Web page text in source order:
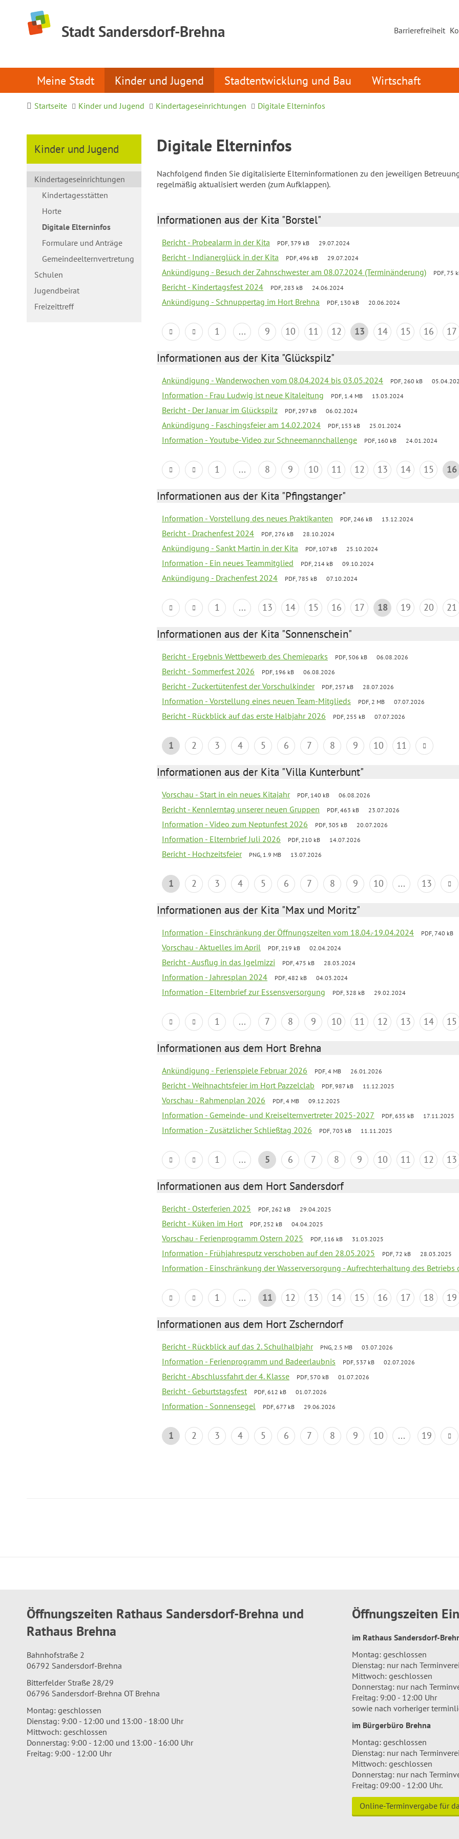
Stadt Sandersdorf-Brehna Barrierefreiheit
Meine Stadt Kinder und Jugend Stadtentwicklung und Bau Wirtschaft
Startseite Kinder und Jugend Kindertageseinrichtungen Digitale Elterninfos
Kinder und Jugend
Kindertageseinrichtungen
Kindertagesstätten
Horte
Digitale Elterninfos
Formulare und Anträge
Gemeindeelternvertretung
Schulen
Jugendbeirat
Freizeittreff
Digitale Elterninfos
Nachfolgend finden Sie digitalisierte Elterninformationen zu den jeweiligen
regelmäßig aktualisiert werden (zum Aufklappen).
Informationen aus der Kita "Borstel"
Bericht - Probealarm in der Kita PDF, 379 kB 29.07.2024
Bericht - Indianerglück in der Kita PDF, 496 kB 29.07.2024
Ankündigung - Besuch der Zahnschwester am 08.07.2024 (Terminänderung) PDF, 75
Bericht - Kindertagsfest 2024 PDF, 283 kB 24.06.2024
Ankündigung - Schnuppertag im Hort Brehna PDF, 130 kB 20.06.2024
1 ... 9 10 11 12 13 14 15 16 17
Informationen aus der Kita "Glückspilz"
Ankündigung - Wanderwochen vom 08.04.2024 bis 03.05.2024 PDF, 260 kB
Information - Frau Ludwig ist neue Kitaleitung PDF, 1.4 MB 13.03.2024
Bericht - Der Januar im Glückspilz PDF, 297 kB 06.02.2024
Ankündigung - Faschingsfeier am 14.02.2024 PDF, 153 kB 25.01.2024
Information - Youtube-Video zur Schneemannchallenge PDF, 160 kB 24.01.2024
1 ... 8 9 10 11 12 13 14 15 16
Informationen aus der Kita "Pfingstanger"
Information - Vorstellung des neues Praktikanten PDF, 246 kB 13.12.2024
Bericht - Drachenfest 2024 PDF, 276 kB 28.10.2024
Ankündigung - Sankt Martin in der Kita PDF, 107 kB 25.10.2024
Information - Ein neues Teammitglied PDF, 214 kB 09.10.2024
Ankündigung - Drachenfest 2024 PDF, 785 kB 07.10.2024
1 ... 13 14 15 16 17 18 19 20 21
Informationen aus der Kita "Sonnenschein"
Bericht - Ergebnis Wettbewerb des Chemieparks PDF, 506 kB 06.08.2026
Bericht - Sommerfest 2026 PDF, 196 kB 06.08.2026
Bericht - Zuckertütenfest der Vorschulkinder PDF, 257 kB 28.07.2026
Information - Vorstellung eines neuen Team-Mitglieds PDF, 2 MB 07.07.2026
Bericht - Rückblick auf das erste Halbjahr 2026 PDF, 255 kB 07.07.2026
1 2 3 4 5 6 7 8 9 10 11
Informationen aus der Kita "Villa Kunterbunt"
Vorschau - Start in ein neues Kitajahr PDF, 140 kB 06.08.2026
Bericht - Kennlerntag unserer neuen Gruppen PDF, 463 kB 23.07.2026
Information - Video zum Neptunfest 2026 PDF, 305 kB 20.07.2026
Information - Elternbrief Juli 2026 PDF, 210 kB 14.07.2026
Bericht - Hochzeitsfeier PNG, 1.9 MB 13.07.2026
1 2 3 4 5 6 7 8 9 10 ... 13
Informationen aus der Kita "Max und Moritz"
Information - Einschränkung der Öffnungszeiten vom 18.04.-19.04.2024 PDF, 740 kB
Vorschau - Aktuelles im April PDF, 219 kB 02.04.2024
Bericht - Ausflug in das Igelmizzi PDF, 475 kB 28.03.2024
Information - Jahresplan 2024 PDF, 482 kB 04.03.2024
Information - Elternbrief zur Essensversorgung PDF, 328 kB 29.02.2024
1 ... 7 8 9 10 11 12 13 14 15
Informationen aus dem Hort Brehna
Ankündigung - Ferienspiele Februar 2026 PDF, 4 MB 26.01.2026
Bericht - Weihnachtsfeier im Hort Pazzelclab PDF, 987 kB 11.12.2025
Vorschau - Rahmenplan 2026 PDF, 4 MB 09.12.2025
Information - Gemeinde- und Kreiselternvertreter 2025-2027 PDF, 635 kB 17.11.2025
Information - Zusätzlicher Schließtag 2026 PDF, 703 kB 11.11.2025
1 ... 5 6 7 8 9 10 11 12 13
Informationen aus dem Hort Sandersdorf
Bericht - Osterferien 2025 PDF, 262 kB 29.04.2025
Bericht - Küken im Hort PDF, 252 kB 04.04.2025
Vorschau - Ferienprogramm Ostern 2025 PDF, 116 kB 31.03.2025
Information - Frühjahresputz verschoben auf den 28.05.2025 PDF, 72 kB 28.03.2025
Information - Einschränkung der Wasserversorgung - Aufrechterhaltung des Betriebs
1 ... 11 12 13 14 15 16 17 18 19
Informationen aus dem Hort Zscherndorf
Bericht - Rückblick auf das 2. Schulhalbjahr PNG, 2.5 MB 03.07.2026
Information - Ferienprogramm und Badeerlaubnis PDF, 537 kB 02.07.2026
Bericht - Abschlussfahrt der 4. Klasse PDF, 570 kB 01.07.2026
Bericht - Geburtstagsfest PDF, 612 kB 01.07.2026
Information - Sonnensegel PDF, 677 kB 29.06.2026
1 2 3 4 5 6 7 8 9 10 ... 19
Öffnungszeiten Rathaus Sandersdorf-Brehna und
Rathaus Brehna
Bahnhofstraße 2
06792 Sandersdorf-Brehna
Bitterfelder Straße 28/29
06796 Sandersdorf-Brehna OT Brehna
Montag: geschlossen
Dienstag: 9:00 - 12:00 und 13:00 - 18:00 Uhr
Mittwoch: geschlossen
Donnerstag: 9:00 - 12:00 und 13:00 - 16:00 Uhr
Freitag: 9:00 - 12:00 Uhr
Öffnungszeiten
im Rathaus Sandersdorf-
Montag: geschlossen
Dienstag: nur nach
Mittwoch: geschlossen
Donnerstag: nur nach
Freitag: 9:00 - 12:00 Uhr
sowie nach vorheriger
im Bürgerbüro Brehna
Montag: geschlossen
Dienstag: nur nach
Mittwoch: geschlossen
Donnerstag: nur nach
Freitag: 09:00 - 12:00 Uhr.
Online-Terminvergabe für